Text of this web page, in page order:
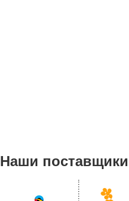
Наши поставщики